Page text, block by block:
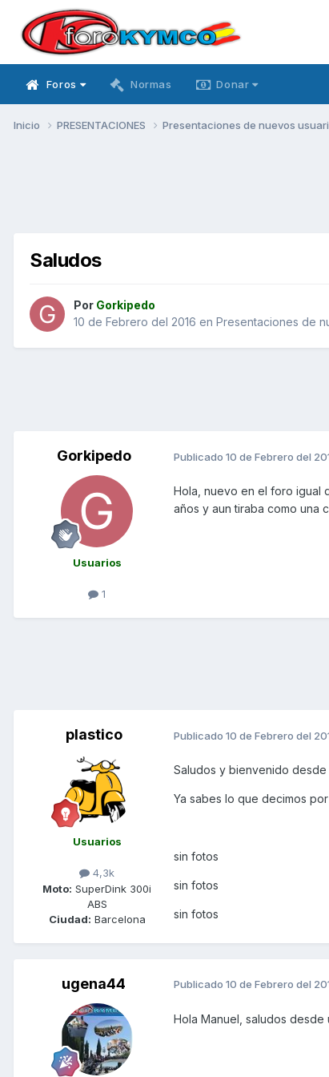
Foros Normas Donar
Inicio PRESENTACIONES Presentaciones de nuevos
Saludos
Por Gorkipedo
10 de Febrero del 2016 en Presentaciones de
Gorkipedo
Usuarios
1
Publicado 10 de Febrero del
Hola, nuevo en el foro igual
años y aun tiraba como una
plastico
Usuarios
4,3k
Moto: SuperDink 300i
ABS
Ciudad: Barcelona
Publicado 10 de Febrero del
Saludos y bienvenido desde
Ya sabes lo que decimos
sin fotos
sin fotos
sin fotos
ugena44 Publicado 10 de Febrero del
Hola Manuel, saludos